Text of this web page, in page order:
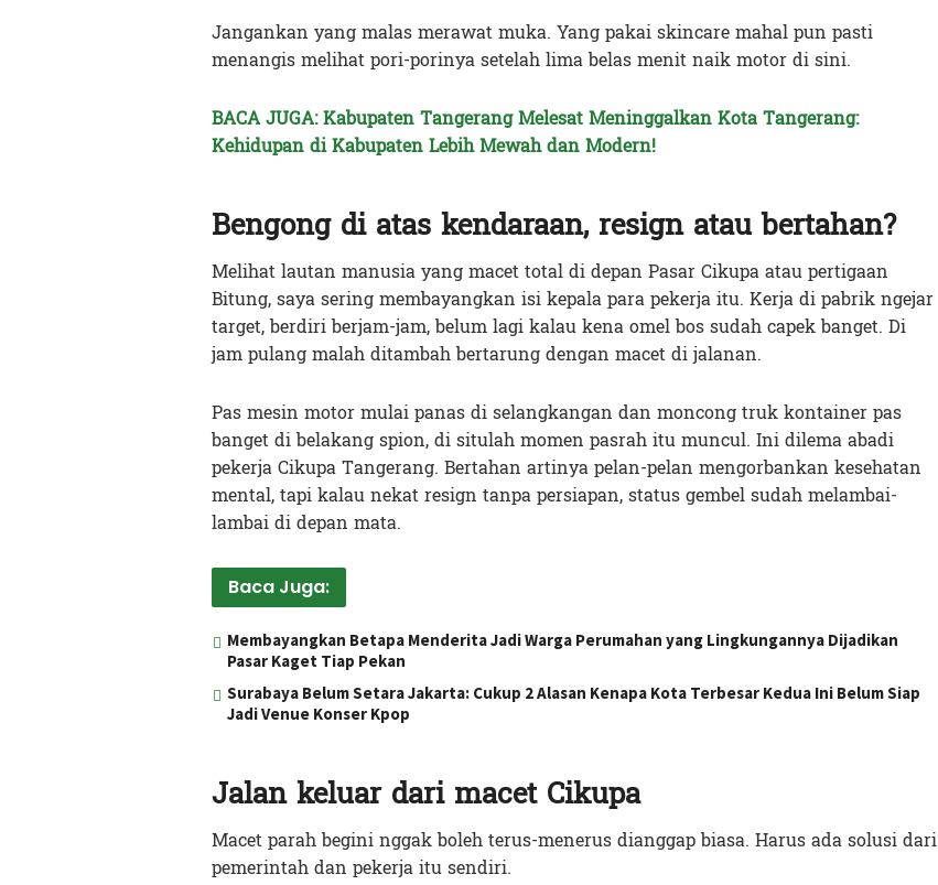
Jangankan yang malas merawat muka. Yang pakai skincare mahal pun pasti
menangis melihat pori-porinya setelah lima belas menit naik motor di sini.
BACA JUGA: Kabupaten Tangerang Melesat Meninggalkan Kota Tangerang:
Kehidupan di Kabupaten Lebih Mewah dan Modern!
Bengong di atas kendaraan, resign atau bertahan?
Melihat lautan manusia yang macet total di depan Pasar Cikupa atau pertigaan
Bitung, saya sering membayangkan isi kepala para pekerja itu. Kerja di pabrik ngejar
target, berdiri berjam-jam, belum lagi kalau kena omel bos sudah capek banget. Di
jam pulang malah ditambah bertarung dengan macet di jalanan.
Pas mesin motor mulai panas di selangkangan dan moncong truk kontainer pas
banget di belakang spion, di situlah momen pasrah itu muncul. Ini dilema abadi
pekerja Cikupa Tangerang. Bertahan artinya pelan-pelan mengorbankan kesehatan
mental, tapi kalau nekat resign tanpa persiapan, status gembel sudah melambai-
lambai di depan mata.
Baca Juga:
Membayangkan Betapa Menderita Jadi Warga Perumahan yang Lingkungannya Dijadikan
Pasar Kaget Tiap Pekan
Surabaya Belum Setara Jakarta: Cukup 2 Alasan Kenapa Kota Terbesar Kedua Ini Belum Siap
Jadi Venue Konser Kpop
Jalan keluar dari macet Cikupa
Macet parah begini nggak boleh terus-menerus dianggap biasa. Harus ada solusi dari
pemerintah dan pekerja itu sendiri.